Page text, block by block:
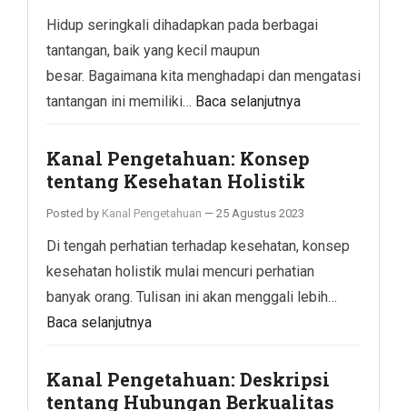
Hidup seringkali dihadapkan pada berbagai
tantangan, baik yang kecil maupun
besar. Bagaimana kita menghadapi dan mengatasi
tantangan ini memiliki… Baca selanjutnya
Kanal Pengetahuan: Konsep
tentang Kesehatan Holistik
Posted by Kanal Pengetahuan — 25 Agustus 2023
Di tengah perhatian terhadap kesehatan, konsep
kesehatan holistik mulai mencuri perhatian
banyak orang. Tulisan ini akan menggali lebih…
Baca selanjutnya
Kanal Pengetahuan: Deskripsi
tentang Hubungan Berkualitas